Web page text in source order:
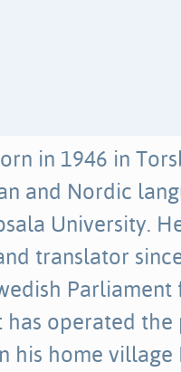
in 1946 in
and Nordic
University.
translator
Parliament
has operated
his home village